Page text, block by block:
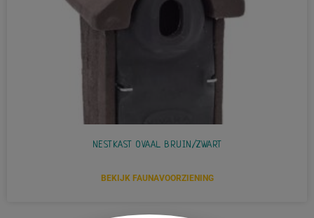
NESTKAST OVAAL BRUIN/ZWART
BEKIJK FAUNAVOORZIENING